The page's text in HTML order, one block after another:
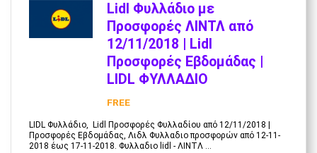
Lidl Φυλλάδιο με
Προσφορές ΛΙΝΤΛ από
12/11/2018 | Lidl
Προσφορές Εβδομάδας |
LIDL ΦΥΛΛΑΔΙΟ
FREE
LIDL Φυλλάδιο, Lidl Προσφορές Φυλλαδίου από 12/11/2018 |
Προσφορές Εβδομάδας, Λιδλ Φυλλαδιο προσφορών από 12-11-
2018 έως 17-11-2018. Φυλλαδιο lidl - ΛΙΝΤΛ ...